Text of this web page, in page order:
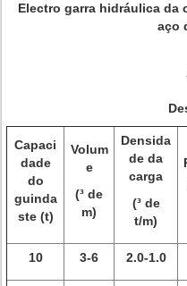
Electro garra hidráulica da
aço
Capaci
dade
do
guinda
ste (t)
Volum
e
(³ de
m)
Densida
de da
carga
(³ de
t/m)
10 3-6 2.0-1.0